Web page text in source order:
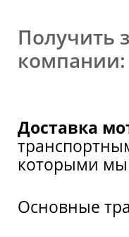
Получить
компании:
Доставка
которыми
Основные